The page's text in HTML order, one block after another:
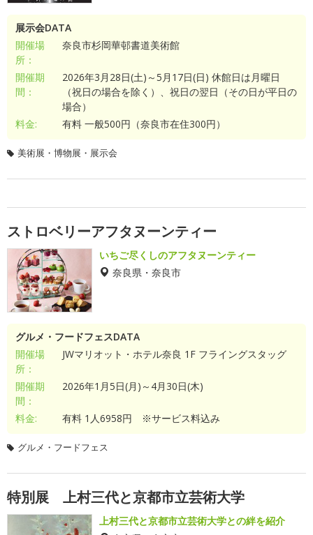
展示会DATA
開催場
所：
奈良市杉岡華邨書道美術館
開催期
間：
2026年3月28日(土)～5月17日(日) 休館日は月曜日
（祝日の場合を除く）、祝日の翌日（その日が平日の
場合）
料金:
有料 一般500円（奈良市在住300円）
美術展・博物展・展示会
ストロベリーアフタヌーンティー
いちご尽くしのアフタヌーンティー
奈良県・奈良市
グルメ・フードフェスDATA
開催場
所：
JWマリオット・ホテル奈良 1F フライングスタッグ
開催期
間：
2026年1月5日(月)～4月30日(木)
料金: 有料 1人6958円 ※サービス料込み
グルメ・フードフェス
特別展 上村三代と京都市立芸術大学
上村三代と京都市立芸術大学との絆を紹介